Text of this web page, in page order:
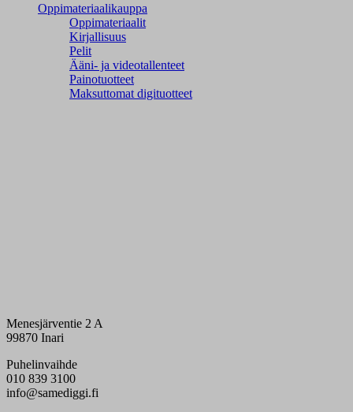
Oppimateriaalikauppa
Oppimateriaalit
Kirjallisuus
Pelit
Ääni- ja videotallenteet
Painotuotteet
Maksuttomat digituotteet
Menesjärventie 2 A
99870 Inari
Puhelinvaihde
010 839 3100
info@samediggi.fi